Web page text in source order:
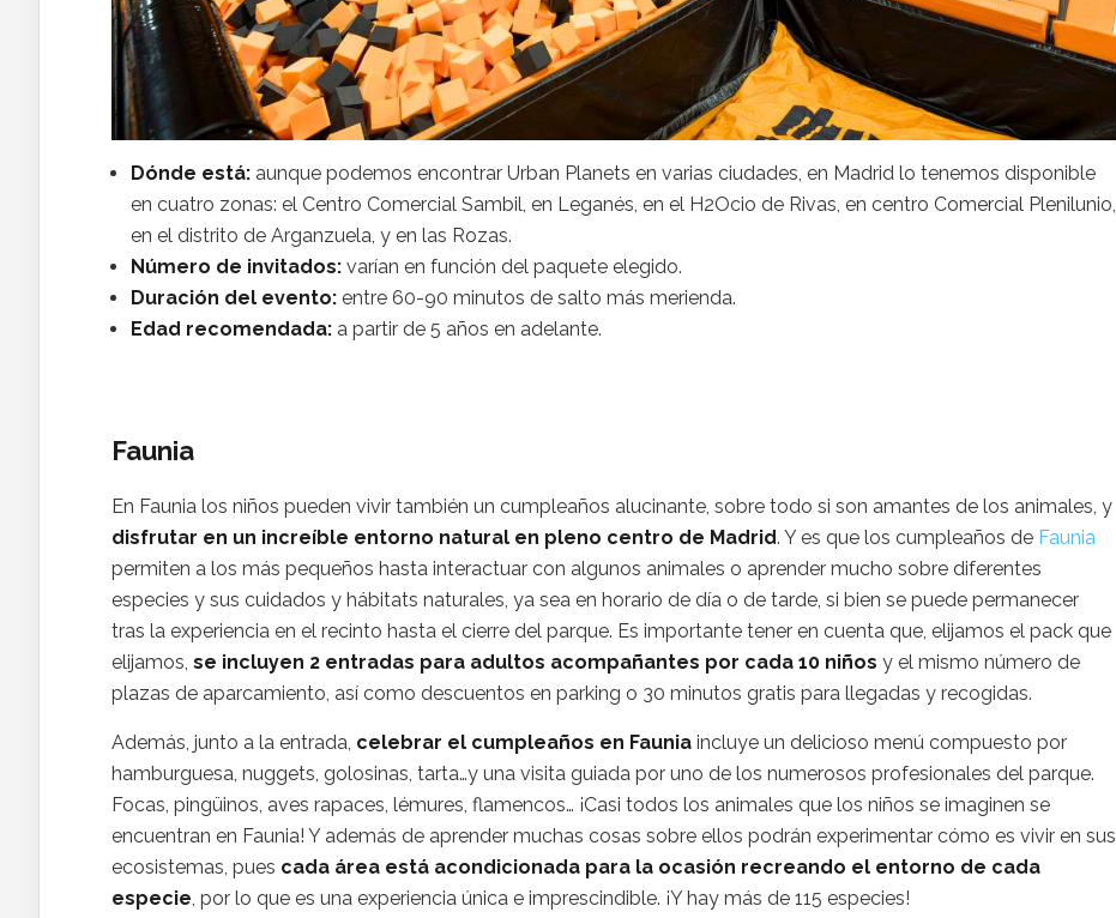
Dónde está: aunque podemos encontrar Urban Planets en varias ciudades, en Madrid lo tenemos disponible
en cuatro zonas: el Centro Comercial Sambil, en Leganés, en el H2Ocio de Rivas, en centro Comercial Plenilunio,
en el distrito de Arganzuela, y en las Rozas.
Número de invitados: varían en función del paquete elegido.
Duración del evento: entre 60-90 minutos de salto más merienda.
Edad recomendada: a partir de 5 años en adelante.
Faunia
En Faunia los niños pueden vivir también un cumpleaños alucinante, sobre todo si son amantes de los animales, y
disfrutar en un increíble entorno natural en pleno centro de Madrid. Y es que los cumpleaños de Faunia
permiten a los más pequeños hasta interactuar con algunos animales o aprender mucho sobre diferentes
especies y sus cuidados y hábitats naturales, ya sea en horario de día o de tarde, si bien se puede permanecer
tras la experiencia en el recinto hasta el cierre del parque. Es importante tener en cuenta que, elijamos el pack que
elijamos, se incluyen 2 entradas para adultos acompañantes por cada 10 niños y el mismo número de
plazas de aparcamiento, así como descuentos en parking o 30 minutos gratis para llegadas y recogidas.
Además, junto a la entrada, celebrar el cumpleaños en Faunia incluye un delicioso menú compuesto por
hamburguesa, nuggets, golosinas, tarta…y una visita guiada por uno de los numerosos profesionales del parque.
Focas, pingüinos, aves rapaces, lémures, flamencos… ¡Casi todos los animales que los niños se imaginen se
encuentran en Faunia! Y además de aprender muchas cosas sobre ellos podrán experimentar cómo es vivir en sus
ecosistemas, pues cada área está acondicionada para la ocasión recreando el entorno de cada
especie , por lo que es una experiencia única e imprescindible. ¡Y hay más de 115 especies!